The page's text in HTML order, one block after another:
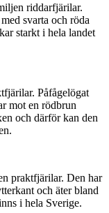
riddarfjärilar.
svarta och röda
starkt i hela landet
Påfågelögat
mot en rödbrun
och därför kan den
praktfjärilar. Den har
och äter bland
i hela Sverige.